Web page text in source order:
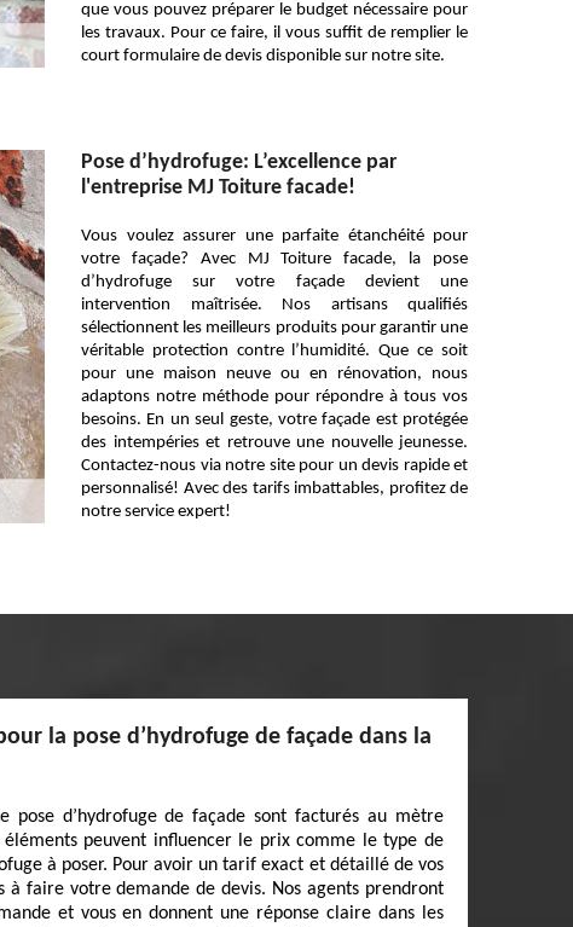
que vous pouvez préparer le budget nécessaire pour
les travaux. Pour ce faire, il vous suffit de remplier le
court formulaire de devis disponible sur notre site.
Pose d’hydrofuge: L’excellence par
l'entreprise MJ Toiture facade!
Vous voulez assurer une parfaite étanchéité pour
votre façade? Avec MJ Toiture facade, la pose
d’hydrofuge sur votre façade devient une
intervention maîtrisée. Nos artisans qualifiés
sélectionnent les meilleurs produits pour garantir une
véritable protection contre l’humidité. Que ce soit
pour une maison neuve ou en rénovation, nous
adaptons notre méthode pour répondre à tous vos
besoins. En un seul geste, votre façade est protégée
des intempéries et retrouve une nouvelle jeunesse.
Contactez-nous via notre site pour un devis rapide et
personnalisé! Avec des tarifs imbattables, profitez de
notre service expert!
la pose d’hydrofuge de façade dans la
pose d’hydrofuge de façade sont facturés au mètre
éléments peuvent influencer le prix comme le type de
à poser. Pour avoir un tarif exact et détaillé de vos
à faire votre demande de devis. Nos agents prendront
et vous en donnent une réponse claire dans les